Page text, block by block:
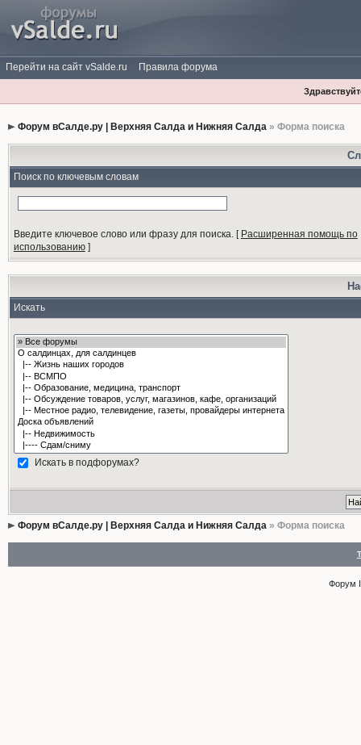
Перейти на сайт vSalde.ru Правила форума
Форум вСалде.ру | Верхняя Салда и Нижняя Салда» Форма поиска
Поиск по ключевым словам
Введите ключевое слово или фразу для поиска.[ Расширенная помощь по
использованию]
Искать
Искать в подфорумах?
Форум вСалде.ру | Верхняя Салда и Нижняя Салда» Форма поиска
Форум